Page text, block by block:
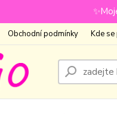
Obchodní podmínky Kde